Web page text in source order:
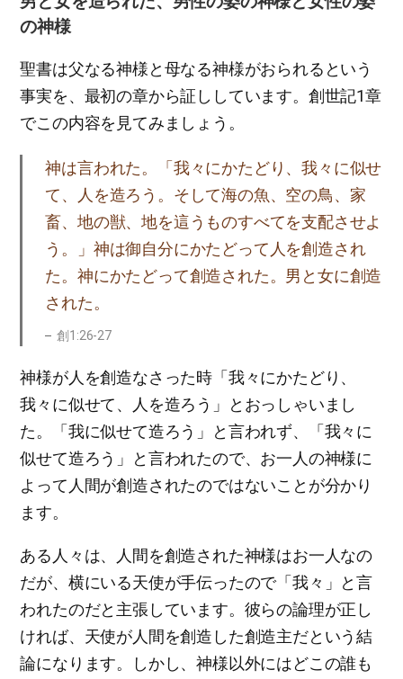
の神様
聖書は父なる神様と母なる神様がおられるという
事実を、最初の章から証ししています。創世記1章
でこの内容を見てみましょう。
神は言われた。「我々にかたどり、我々に似せ
て、人を造ろう。そして海の魚、空の鳥、家
畜、地の獣、地を這うものすべてを支配させよ
う。」神は御自分にかたどって人を創造され
た。神にかたどって創造された。男と女に創造
された。
創1:26-27
神様が人を創造なさった時「我々にかたどり、
我々に似せて、人を造ろう」とおっしゃいまし
た。「我に似せて造ろう」と言われず、「我々に
似せて造ろう」と言われたので、お一人の神様に
よって人間が創造されたのではないことが分かり
ます。
ある人々は、人間を創造された神様はお一人なの
だが、横にいる天使が手伝ったので「我々」と言
われたのだと主張しています。彼らの論理が正し
ければ、天使が人間を創造した創造主だという結
論になります。しかし、神様以外にはどこの誰も